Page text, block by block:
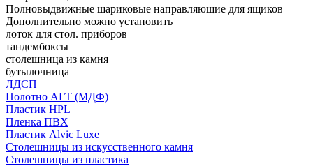
Полновыдвижные шариковые направляющие для ящиков
Дополнительно можно установить
лоток для стол. приборов
тандембоксы
столешница из камня
бутылочница
ЛДСП
Полотно АГТ (МДФ)
Пластик HPL
Пленка ПВХ
Пластик Alvic Luxe
Столешницы из искусственного камня
Столешницы из пластика